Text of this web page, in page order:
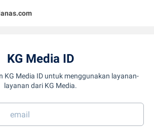
KG Media ID
KG Media ID untuk menggunakan layanan-
layanan dari KG Media.